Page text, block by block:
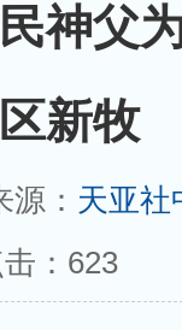
神父
新牧
： 天亚社
： 623